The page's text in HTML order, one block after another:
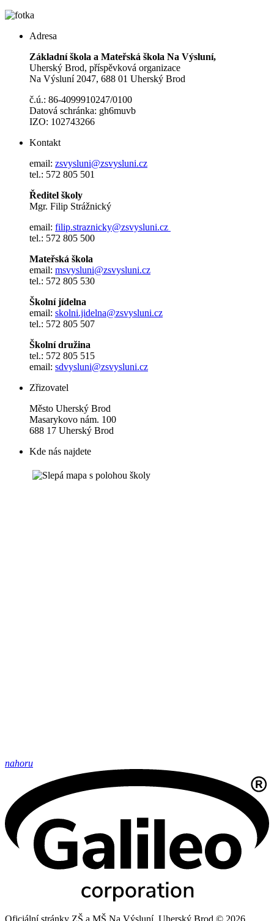
Adresa
Základní škola a Mateřská škola Na Výsluní,
Uherský Brod, příspěvková organizace
Na Výsluní 2047, 688 01 Uherský Brod
č.ú.: 86-4099910247/0100
Datová schránka: gh6muvb
IZO: 102743266
Kontakt
email: zsvysluni@zsvysluni.cz
tel.: 572 805 501
Ředitel školy
Mgr. Filip Strážnický
email: filip.straznicky@zsvysluni.cz
tel.: 572 805 500
Mateřská škola
email: msvysluni@zsvysluni.cz
tel.: 572 805 530
Školní jídelna
email: skolni.jidelna@zsvysluni.cz
tel.: 572 805 507
Školní družina
tel.: 572 805 515
email: sdvysluni@zsvysluni.cz
Zřizovatel
Město Uherský Brod
Masarykovo nám. 100
688 17 Uherský Brod
Kde nás najdete
nahoru
Oficiální stránky ZŠ a MŠ Na Výsluní, Uherský Brod © 2026